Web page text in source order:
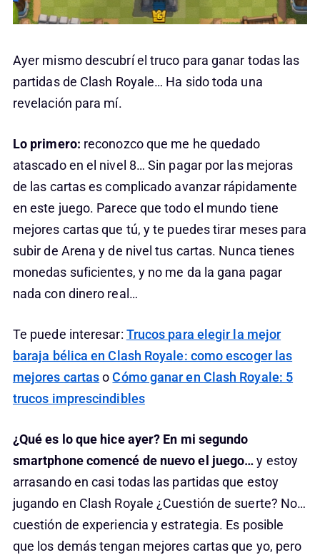
Ayer mismo descubrí el truco para ganar todas las
partidas de Clash Royale… Ha sido toda una
revelación para mí.
Lo primero: reconozco que me he quedado
atascado en el nivel 8… Sin pagar por las mejoras
de las cartas es complicado avanzar rápidamente
en este juego. Parece que todo el mundo tiene
mejores cartas que tú, y te puedes tirar meses para
subir de Arena y de nivel tus cartas. Nunca tienes
monedas suficientes, y no me da la gana pagar
nada con dinero real…
Te puede interesar: Trucos para elegir la mejor
baraja bélica en Clash Royale: como escoger las
mejores cartasoCómo ganar en Clash Royale: 5
trucos imprescindibles
¿Qué es lo que hice ayer? En mi segundo
smartphone comencé de nuevo el juego…y estoy
arrasando en casi todas las partidas que estoy
jugando en Clash Royale ¿Cuestión de suerte? No…
cuestión de experiencia y estrategia. Es posible
que los demás tengan mejores cartas que yo, pero